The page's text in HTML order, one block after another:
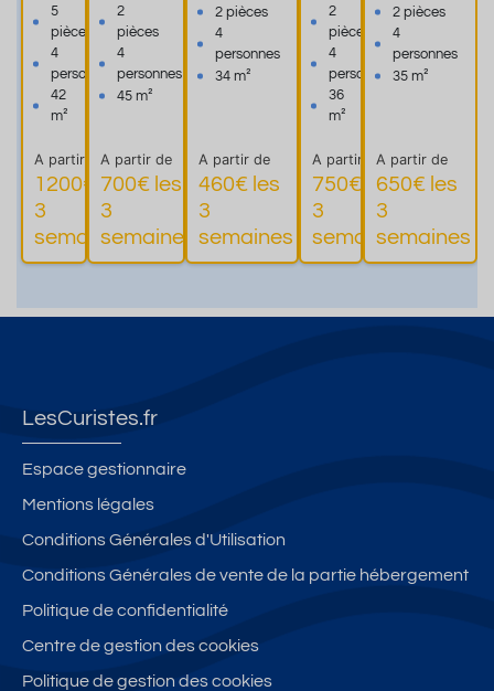
Lac
ap
par
f
cal
me
5
pièces
4
personnes
42
m²
A partir de
1200€ les
3
semaines
d'informations
face
aux
therme
s, 4
balcon
et
garag
e
2
pièces
4
personnes
45 m²
A partir de
700€ les
3
semaines
d'informations
mètres
des
thermes
chèques
vacance
s
2 pièces
4
personnes
34 m²
A partir de
460€ les
3
semaines
Plus
d'informations
lou
er
2
pièces
4
personnes
36
m²
A partir de
750€ les
3
semaines
2*,centr
e ville,
RDC, 1
es 150m
des
thermes
2 pièces
4
personnes
35 m²
A partir de
650€ les
3
semaines
LesCuristes.fr
Espace gestionnaire
Mentions légales
Conditions Générales d'Utilisation
Conditions Générales de vente de la partie hébergement
Politique de confidentialité
Centre de gestion des cookies
Politique de gestion des cookies